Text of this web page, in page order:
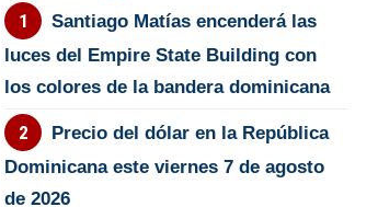
Santiago Matías encenderá las
luces del Empire State Building con
los colores de la bandera dominicana
Precio del dólar en la República
Dominicana este viernes 7 de agosto
de 2026